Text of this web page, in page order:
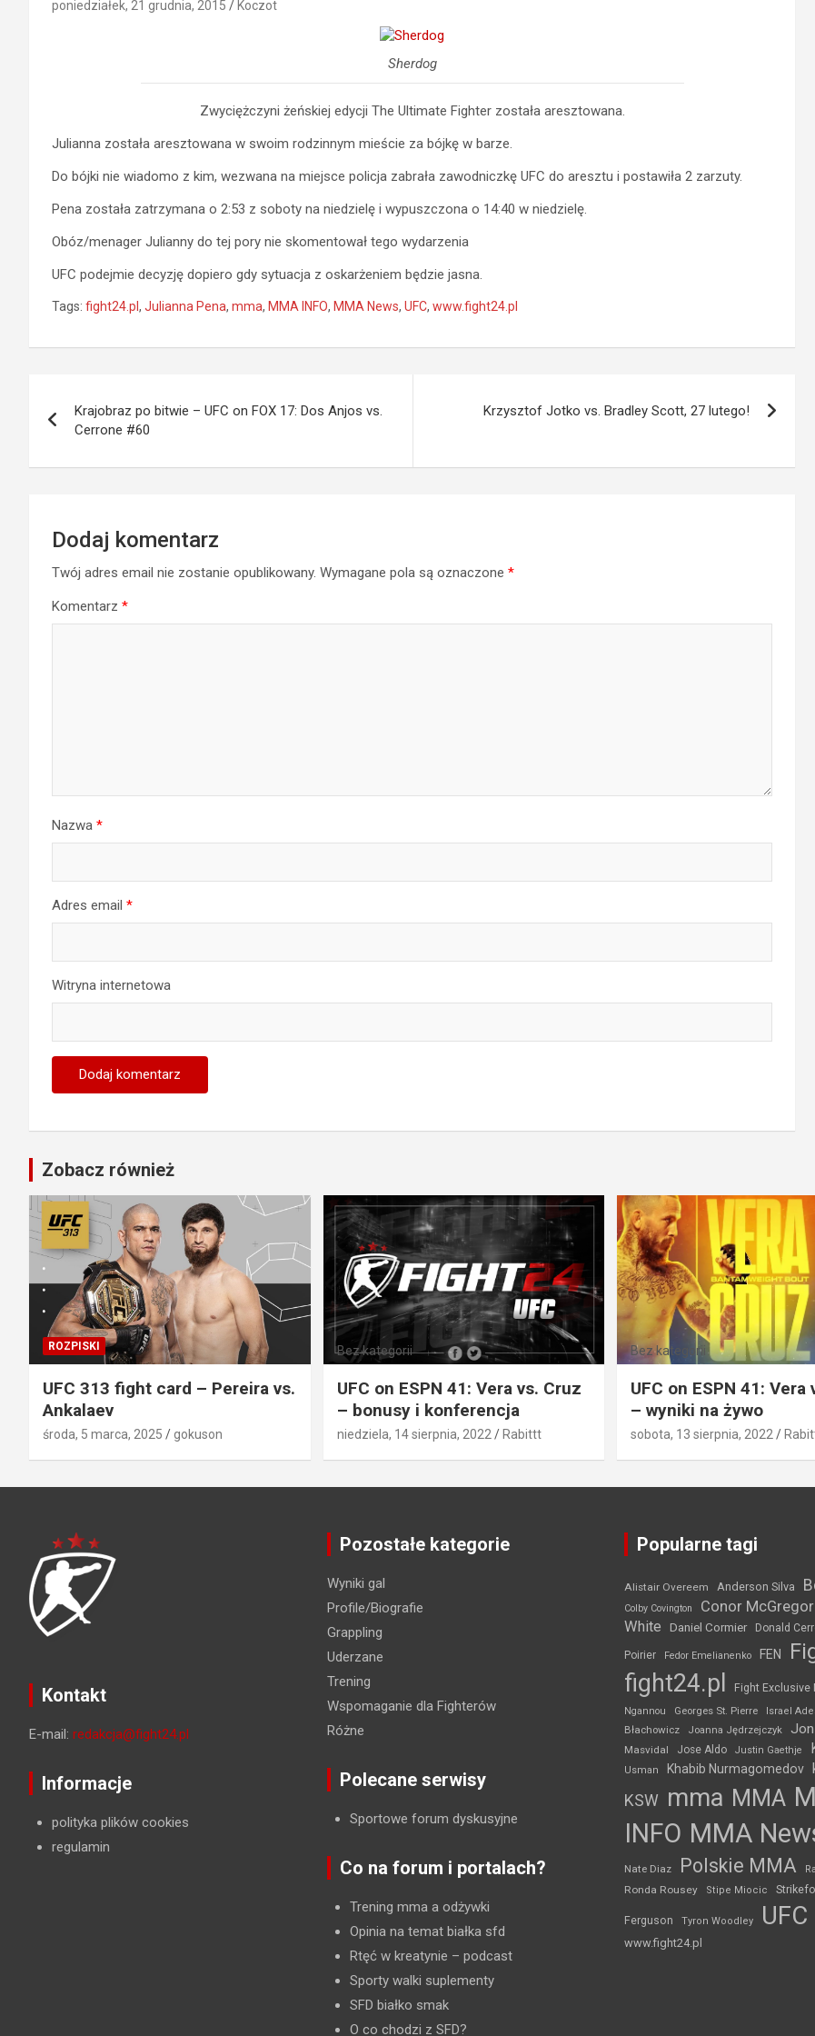
poniedziałek, 21 grudnia, 2015 Koczot
Sherdog
Zwyciężczyni żeńskiej edycji The Ultimate Fighter została aresztowana.
Julianna została aresztowana w swoim rodzinnym mieście za bójkę w barze.
Do bójki nie wiadomo z kim, wezwana na miejsce policja zabrała zawodniczkę UFC do aresztu i postawiła 2 zarzuty.
Pena została zatrzymana o 2:53 z soboty na niedzielę i wypuszczona o 14:40 w niedzielę.
Obóz/menager Julianny do tej pory nie skomentował tego wydarzenia
UFC podejmie decyzję dopiero gdy sytuacja z oskarżeniem będzie jasna.
Tags: fight24.pl , Julianna Pena, mma, MMA INFO, MMA News, UFC, www.fight24.pl
wpisu
Krajobraz po bitwie – UFC on FOX 17: Dos Anjos vs.
Cerrone #60
Krzysztof Jotko vs. Bradley Scott, 27 lutego!
Dodaj komentarz
Twój adres email nie zostanie opublikowany. Wymagane pola są oznaczone *
Komentarz *
Nazwa *
Adres email *
Witryna internetowa
Zobacz również
ROZPISKI
UFC 313 fight card – Pereira vs.
Ankalaev
środa, 5 marca, 2025 gokuson
Bez kategorii
UFC on ESPN 41: Vera vs. Cruz
– bonusy i konferencja
niedziela, 14 sierpnia, 2022 Rabittt
Bez kategorii
UFC on ESPN 41: Vera
– wyniki na żywo
sobota, 13 sierpnia, 2022
Kontakt
E-mail: redakcja@fight24.pl
Informacje
polityka plików cookies
regulamin
Pozostałe kategorie
Wyniki gal
Profile/Biografie
Grappling
Uderzane
Trening
Wspomaganie dla Fighterów
Różne
Polecane serwisy
Sportowe forum dyskusyjne
Co na forum i portalach?
Trening mma a odżywki
Opinia na temat białka sfd
Rtęć w kreatynie – podcast
Sporty walki suplementy
SFD białko smak
O co chodzi z SFD?
Popularne tagi
Alistair Overeem Anderson Silva
Colby Covington Conor McGregor
White
Daniel Cormier Donald
Poirier Fedor Emelianenko FEN
fight24.pl Fight Exclusive
Ngannou
Georges St. Pierre Israel
Błachowicz
Joanna Jędrzejczyk
Masvidal
Jose Aldo Justin Gaethje
Usman
Khabib Nurmagomedov
KSW mma MMA
INFO MMA
Nate Diaz Polskie MMA
Ronda Rousey Stipe Miocic
Ferguson Tyron Woodley UFC
www.fight24.pl